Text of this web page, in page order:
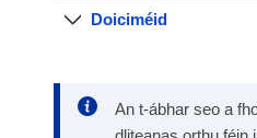
Doiciméid
An t-ábhar seo a